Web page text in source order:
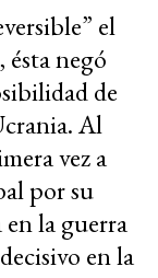
el
negó
de
Al
vez a
por su
la guerra
en la